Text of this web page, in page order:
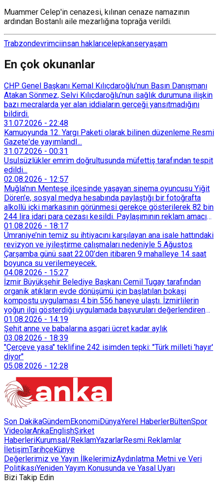
Muammer Celep'in cenazesi, kılınan cenaze namazının
ardından Bostanlı aile mezarlığına toprağa verildi.
Trabzondevrimciinsan haklarıcelepkanseryaşam
En çok okunanlar
CHP Genel Başkanı Kemal Kılıçdaroğlu’nun Basın Danışmanı
Atakan Sönmez, Selvi Kılıçdaroğlu’nun sağlık durumuna ilişkin
bazı mecralarda yer alan iddiaların gerçeği yansıtmadığını
bildirdi.
31.07.2026 - 22:48
Kamuoyunda 12. Yargı Paketi olarak bilinen düzenleme Resmi
Gazete'de yayımlandI...
31.07.2026 - 00:31
Usulsüzlükler emrim doğrultusunda müfettiş tarafından tespit
edildi...
02.08.2026 - 12:57
Muğla'nın Menteşe ilçesinde yaşayan sinema oyuncusu Yiğit
Dören'e, sosyal medya hesabında paylaştığı bir fotoğrafta
alkollü içki markasının görünmesi gerekçe gösterilerek 82 bin
244 lira idari para cezası kesildi. Paylaşımının reklam amacı
taşımadığını savunan Dören, cezanın iptali için yargıya
başvurdu.
01.08.2026 - 18:17
Ümraniye’nin temiz su ihtiyacını karşılayan ana isale hattındaki
revizyon ve iyileştirme çalışmaları nedeniyle 5 Ağustos
Çarşamba günü saat 22.00’den itibaren 9 mahalleye 14 saat
boyunca su verilemeyecek.
04.08.2026 - 15:27
İzmir Büyükşehir Belediye Başkanı Cemil Tugay tarafından
organik atıkların evde dönüşümü için başlatılan bokaşi
kompostu uygulaması 4 bin 556 haneye ulaştı. İzmirlilerin
yoğun ilgi gösterdiği uygulamada başvuruları değerlendiren
Tarımsal Hizmetler Dairesi Başkanlığı, farklı ilçelerde toplam
128 bokaşi kompost eğitimi düzenleyerek İzmirlileri
sürdürülebilir atık yönetimi sistemine dahil etti.
01.08.2026 - 14:19
Şehit anne ve babalarına asgari ücret kadar aylık
03.08.2026 - 18:39
"Çerçeve yasa" teklifine 242 isimden tepki: "Türk milleti 'hayır'
diyor"
05.08.2026 - 12:28
Son DakikaGündemEkonomiDünyaYerel HaberlerBültenSpor
VideolarAnkaEnglishŞirket
HaberleriKurumsal/ReklamYazarlarResmi Reklamlar
İletişimTarihçeKünye
Değerlerimiz ve Yayın İlkelerimizAydınlatma Metni ve Veri
PolitikasıYeniden Yayım Konusunda ve Yasal Uyarı
Bizi Takip Edin